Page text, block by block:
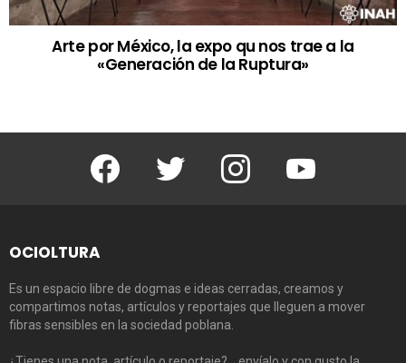
Arte por México, la expo qu nos trae a la
«Generación de la Ruptura»
Facebook Twitter Instagram
OCIOLTURA
Es un espacio libre de dogmas e ideas cerradas, creamos y
compartimos notas, artículos y reportajes que lleguen a mover
fibras sensibles en la sociedad poblana.